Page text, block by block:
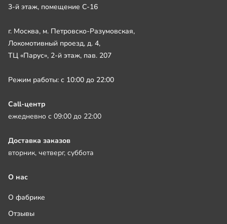
3-й этаж, помещение С-16
г. Москва, м. Петровско-Разумовская,
Локомотивный проезд, д. 4,
ТЦ «Парус», 2-й этаж, пав. 207
Режим работы: с 10:00 до 22:00
Call-центр
ежедневно с 09:00 до 22:00
Доставка заказов
вторник, четверг, суббота
О нас
О фабрике
Отзывы